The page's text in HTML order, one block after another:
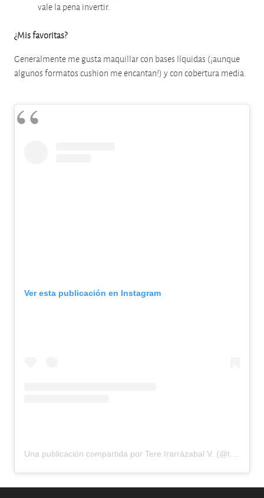
vale la pena invertir.
¿Mis favoritas?
Generalmente me gusta maquillar con bases líquidas (¡aunque
algunos formatos cushion me encantan!) y con cobertura media.
Ver esta publicación en Instagram